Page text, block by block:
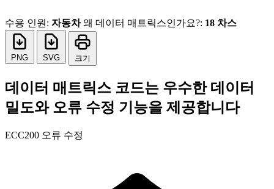
수용 인원: 자동차 왜 데이터 매트릭스인가요?: 18 차스
PNG SVG 크기
데이터 매트릭스 코드는 우수한 데이터
밀도와 오류 수정 기능을 제공합니다
ECC200 오류 수정